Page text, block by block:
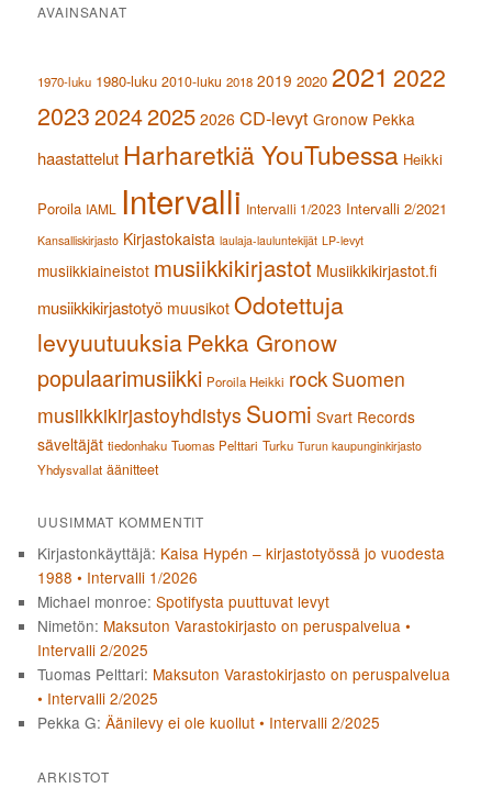
AVAINSANAT
1970-luku 1980-luku 2010-luku 2018 2019 2020 2021 2022
202320242025 2026 CD-levyt Gronow Pekka
haastattelut Harharetkiä YouTubessa Heikki
Poroila IAML Intervalli Intervalli 1/2023 Intervalli 2/2021
Kansalliskirjasto Kirjastokaista laulaja-lauluntekijät LP-levyt
musiikkiaineistot musiikkikirjastot Musiikkikirjastot.fi
musiikkikirjastotyö muusikot Odotettuja
levyuutuuksiaPekka Gronow
populaarimusiikki Poroila Heikki rock Suomen
musiikkikirjastoyhdistys Suomi Svart Records
säveltäjät tiedonhaku Tuomas Pelttari Turku Turun kaupunginkirjasto
Yhdysvallat äänitteet
UUSIMMAT KOMMENTIT
Kirjastonkäyttäjä: Kaisa Hypén – kirjastotyössä jo vuodesta
1988 • Intervalli 1/2026
Michael monroe:Spotifysta puuttuvat levyt
Nimetön: Maksuton Varastokirjasto on peruspalvelua •
Intervalli 2/2025
Tuomas Pelttari: Maksuton Varastokirjasto on peruspalvelua
• Intervalli 2/2025
Pekka G:Äänilevy ei ole kuollut • Intervalli 2/2025
ARKISTOT